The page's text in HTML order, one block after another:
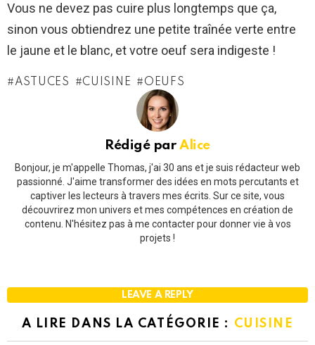
Vous ne devez pas cuire plus longtemps que ça,
sinon vous obtiendrez une petite traînée verte entre
le jaune et le blanc, et votre oeuf sera indigeste !
ASTUCES CUISINE OEUFS
Rédigé parAlice
Bonjour, je m'appelle Thomas, j'ai 30 ans et je suis rédacteur web
passionné. J'aime transformer des idées en mots percutants et
captiver les lecteurs à travers mes écrits. Sur ce site, vous
découvrirez mon univers et mes compétences en création de
contenu. N'hésitez pas à me contacter pour donner vie à vos
projets !
LEAVE A REPLY
A LIRE DANS LA CATÉGORIE : CUISINE